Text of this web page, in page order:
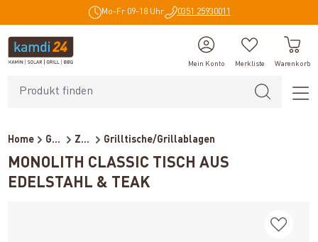
Mo-Fr 09-18 Uhr 0351 25930011
Mein Konto Merkliste Warenkorb
Home Grillzubehör Zubehör Grilltische/Grillablagen
MONOLITH CLASSIC TISCH AUS
EDELSTAHL & TEAK